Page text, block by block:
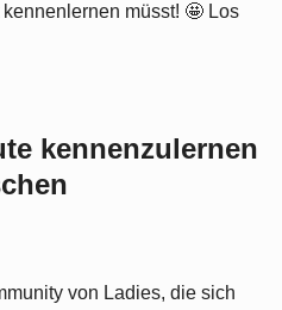
müsst! 🤩 Los
kennenzulernen
von Ladies, die sich